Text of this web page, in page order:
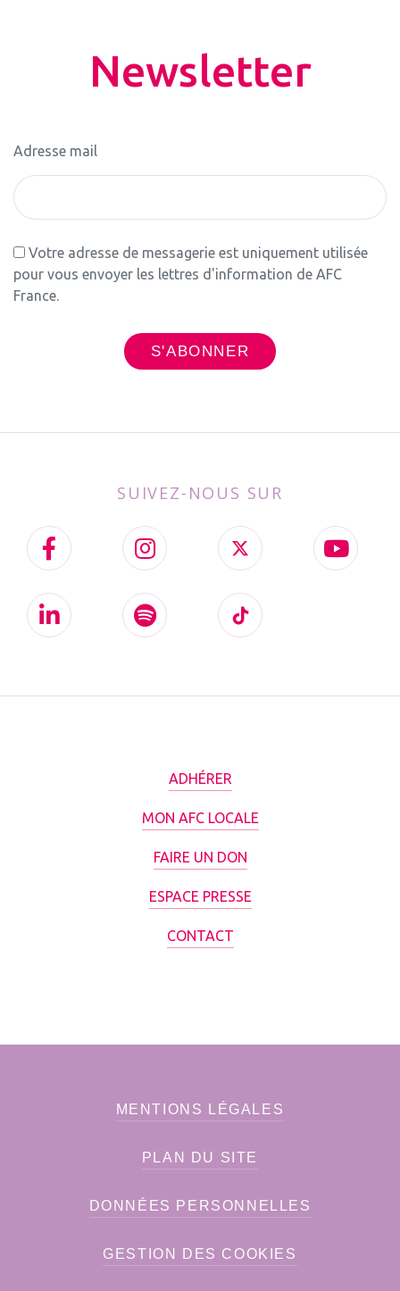
Newsletter
Adresse mail
Votre adresse de messagerie est uniquement utilisée
pour vous envoyer les lettres d'information de AFC
France.
SUIVEZ-NOUS SUR
ADHÉRER
MON AFC LOCALE
FAIRE UN DON
ESPACE PRESSE
CONTACT
MENTIONS LÉGALES
PLAN DU SITE
DONNÉES PERSONNELLES
GESTION DES COOKIES